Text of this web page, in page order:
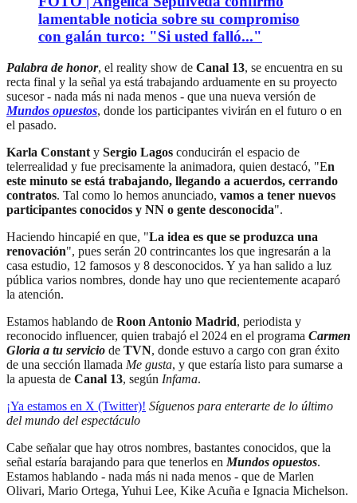
lamentable noticia sobre su compromiso
con galán turco: "Si usted falló..."
Palabra de honor, el reality show de Canal 13, se encuentra en su
recta final y la señal ya está trabajando arduamente en su proyecto
sucesor - nada más ni nada menos - que una nueva versión de
Mundos opuestos, donde los participantes vivirán en el futuro o en
el pasado.
Karla Constant y Sergio Lagos conducirán el espacio de
telerrealidad y fue precisamente la animadora, quien destacó, "En
este minuto se está trabajando, llegando a acuerdos, cerrando
contratos. Tal como lo hemos anunciado, vamos a tener nuevos
participantes conocidos y NN o gente desconocida".
Haciendo hincapié en que, "La idea es que se produzca una
renovación", pues serán 20 contrincantes los que ingresarán a la
casa estudio, 12 famosos y 8 desconocidos. Y ya han salido a luz
pública varios nombres, donde hay uno que recientemente acaparó
la atención.
Estamos hablando de Roon Antonio Madrid, periodista y
reconocido influencer, quien trabajó el 2024 en el programa Carmen
Gloria a tu servicio de TVN, donde estuvo a cargo con gran éxito
de una sección llamada Me gusta, y que estaría listo para sumarse a
la apuesta de Canal 13, según Infama.
¡Ya estamos en X (Twitter)! Síguenos para enterarte de lo último
del mundo del espectáculo
Cabe señalar que hay otros nombres, bastantes conocidos, que la
señal estaría barajando para que tenerlos en Mundos opuestos.
Estamos hablando - nada más ni nada menos - que de Marlen
Olivari, Mario Ortega, Yuhui Lee, Kike Acuña e Ignacia Michelson.